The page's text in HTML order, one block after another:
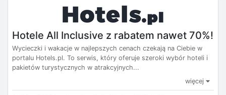
Hotele All Inclusive z rabatem nawet 70%!
Wycieczki i wakacje w najlepszych cenach czekają na Ciebie w
portalu Hotels.pl. To serwis, który oferuje szeroki wybór hoteli i
pakietów turystycznych w atrakcyjnych...
więcej